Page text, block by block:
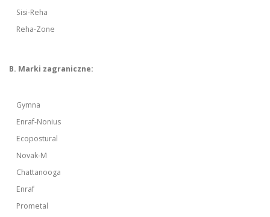
Sisi-Reha
Reha-Zone
B. Marki zagraniczne:
Gymna
Enraf-Nonius
Ecopostural
Novak-M
Chattanooga
Enraf
Prometal